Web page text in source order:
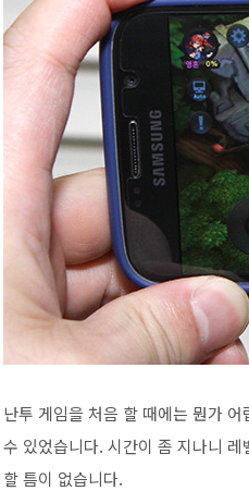
난투 게임을 처음 할 때에는 뭔가
수 있었습니다. 시간이 좀 지나니
할 틈이 없습니다.